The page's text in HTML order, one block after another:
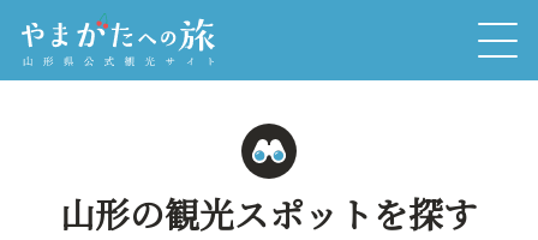
山形の観光スポットを探す